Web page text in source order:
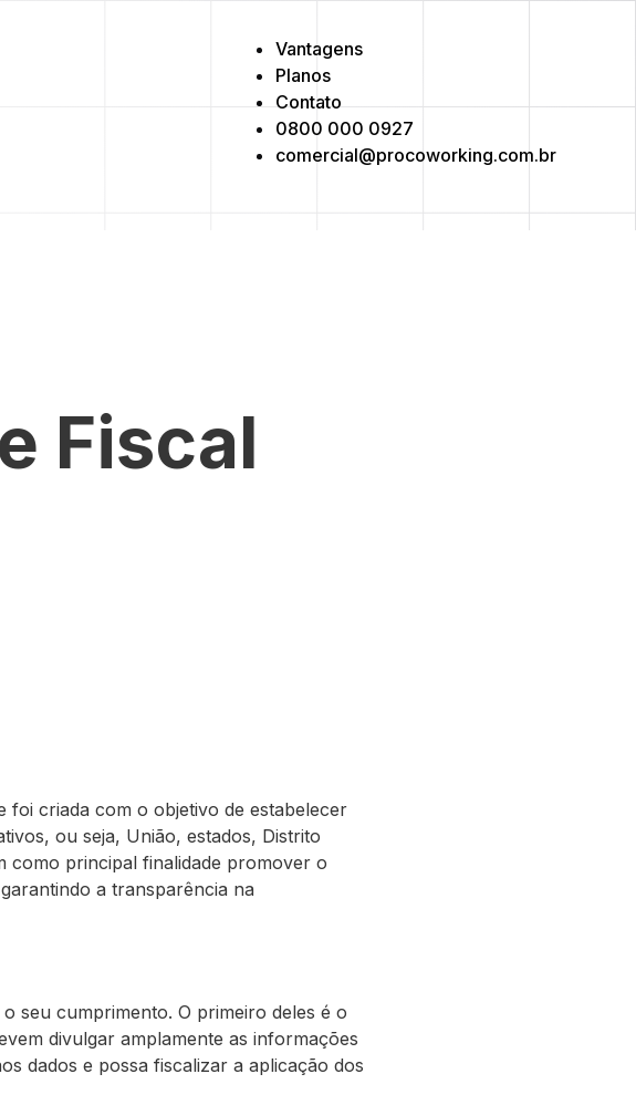
Vantagens
Planos
Contato
0800 000 0927
comercial@procoworking.com.br
Fiscal
foi criada com o objetivo de estabelecer
ou seja, União, estados, Distrito
como principal finalidade promover o
a transparência na
seu cumprimento. O primeiro deles é o
divulgar amplamente as informações
dados e possa fiscalizar a aplicação dos